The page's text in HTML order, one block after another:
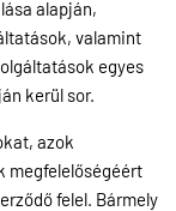
alapján,
valamint
egyes
kerül sor.
azok
megfelelőségéért
felel. Bármely